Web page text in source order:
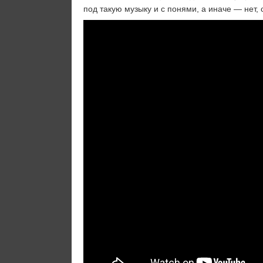
под такую музыку и с понями, а иначе — нет,